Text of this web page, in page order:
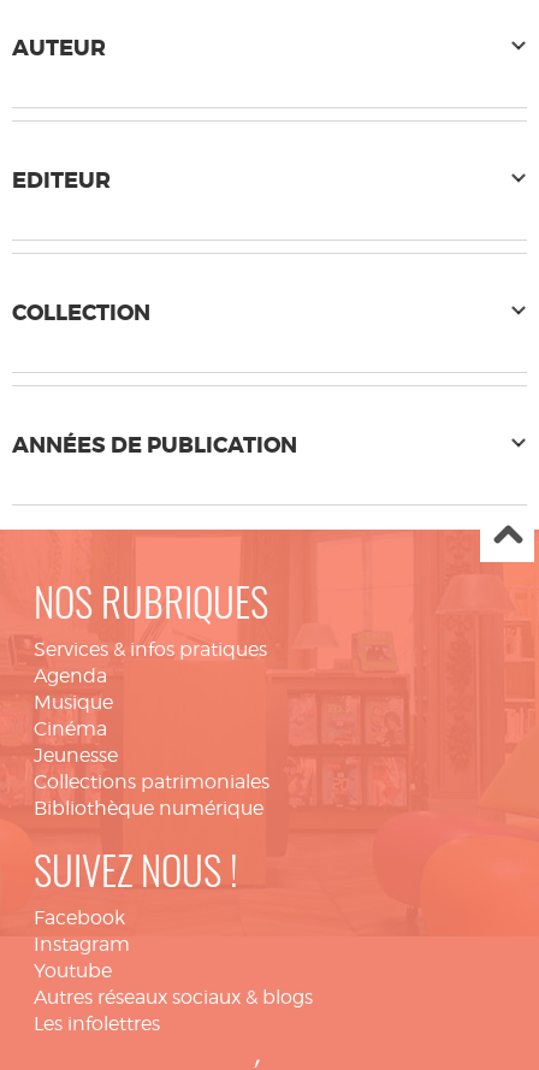
AUTEUR
EDITEUR
COLLECTION
ANNÉES DE PUBLICATION
NOS RUBRIQUES
Services & infos pratiques
Agenda
Musique
Cinéma
Jeunesse
Collections patrimoniales
Bibliothèque numérique
SUIVEZ NOUS !
Facebook
Instagram
Youtube
Autres réseaux sociaux & blogs
Les infolettres